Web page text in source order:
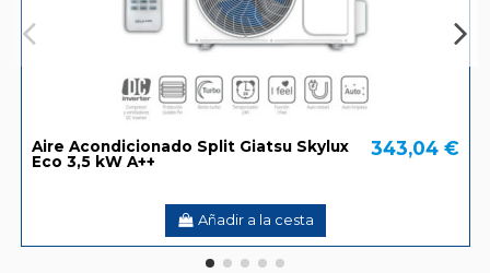
Aire Acondicionado Split Giatsu Skylux
Eco 3,5 kW A++
343,04 €
Añadir a la cesta